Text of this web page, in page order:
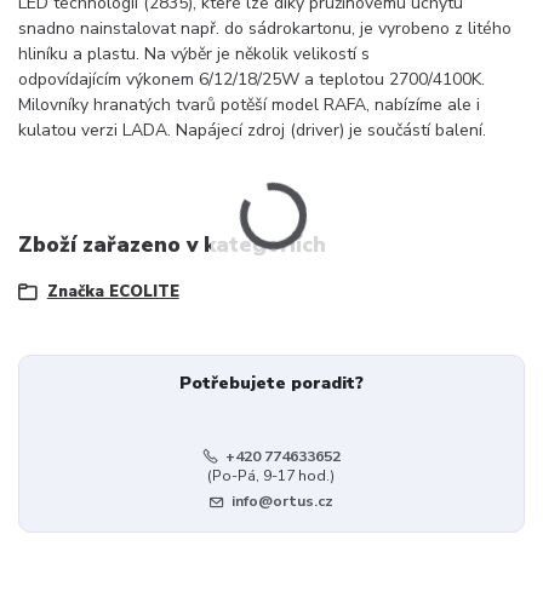
snadno nainstalovat např. do sádrokartonu, je vyrobeno z litého
hliníku a plastu. Na výběr je několik velikostí s
odpovídajícím výkonem 6/12/18/25W a teplotou 2700/4100K.
Milovníky hranatých tvarů potěší model RAFA, nabízíme ale i
kulatou verzi LADA. Napájecí zdroj (driver) je součástí balení.
Zboží zařazeno v kategoriích
Značka ECOLITE
Potřebujete poradit?
+420 774633652
(Po-Pá, 9-17 hod.)
info@ortus.cz